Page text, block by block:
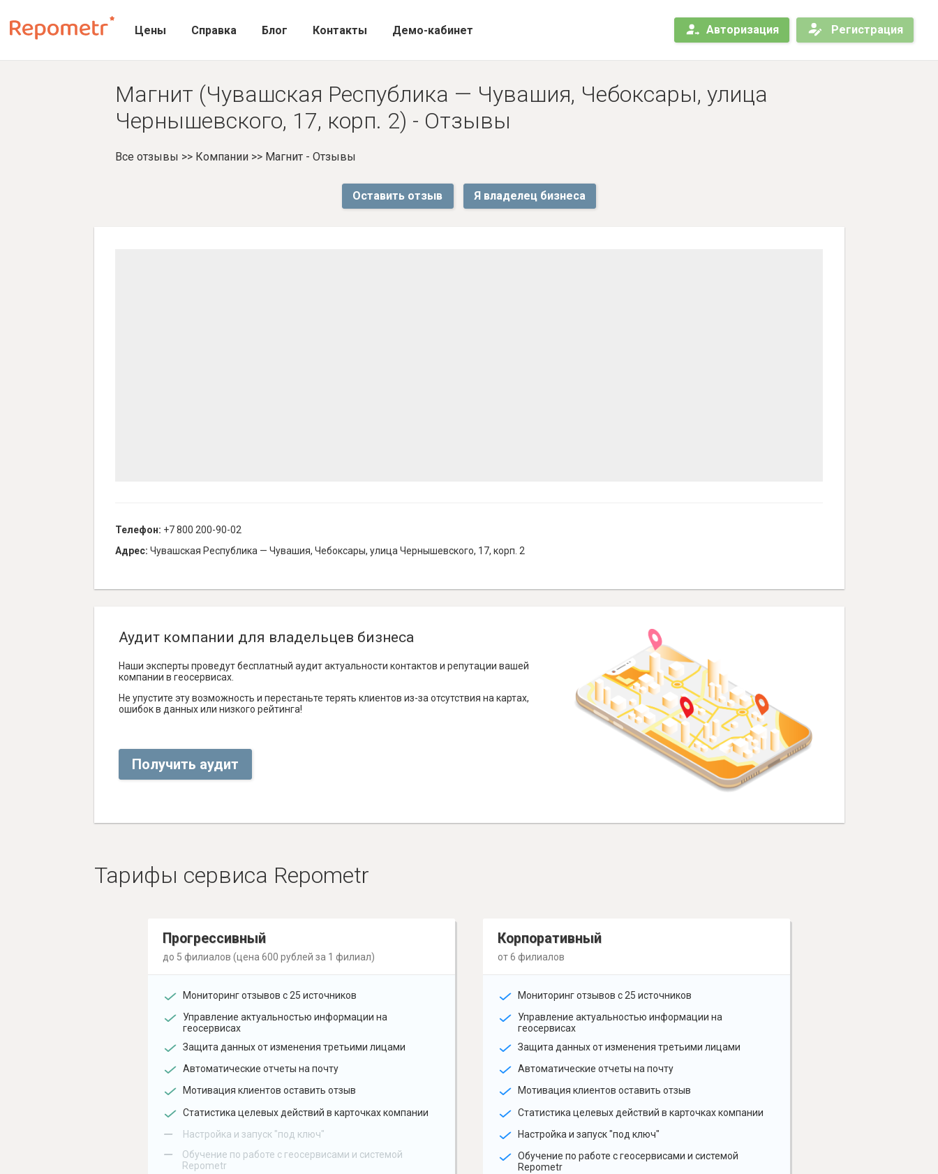
Цены Справка Блог Контакты Демо-кабинет Авторизация Регистрация
Магнит (Чувашская Республика — Чувашия, Чебоксары, улица
Чернышевского, 17, корп. 2) - Отзывы
Все отзывы >> Компании>> Магнит - Отзывы
Оставить отзыв Я владелец бизнеса
Телефон: +7 800 200-90-02
Адрес: Чувашская Республика — Чувашия, Чебоксары, улица Чернышевского, 17, корп. 2
Аудит компании для владельцев бизнеса
Наши эксперты проведут бесплатный аудит актуальности контактов и репутации вашей
компании в геосервисах.
Не упустите эту возможность и перестаньте терять клиентов из-за отсутствия на картах,
ошибок в данных или низкого рейтинга!
Получить аудит
Тарифы сервиса Repometr
Прогрессивный
до 5 филиалов (цена 600 рублей за 1 филиал)
Мониторинг отзывов с 25 источников
Управление актуальностью информации на
геосервисах
Защита данных от изменения третьими лицами
Автоматические отчеты на почту
Мотивация клиентов оставить отзыв
Статистика целевых действий в карточках компании
– Настройка и запуск "под ключ"
–
Обучение по работе с геосервисами и системой
Repometr
Корпоративный
от 6 филиалов
Мониторинг отзывов с 25 источников
Управление актуальностью информации на
геосервисах
Защита данных от изменения третьими лицами
Автоматические отчеты на почту
Мотивация клиентов оставить отзыв
Статистика целевых действий в карточках компании
Настройка и запуск "под ключ"
Обучение по работе с геосервисами и системой
Repometr